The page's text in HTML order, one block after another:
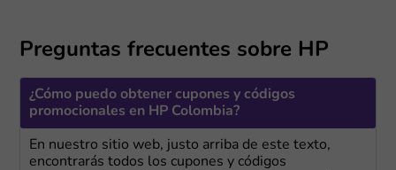
Preguntas frecuentes sobre HP
¿Cómo puedo obtener cupones y códigos
promocionales en HP Colombia?
En nuestro sitio web, justo arriba de este texto,
encontrarás todos los cupones y códigos